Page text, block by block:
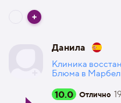
Данила
Клиника
Блюма в
10.0 Отлично